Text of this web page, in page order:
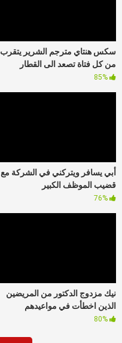
سكس هنتاي مترجم الشرير يتقرب
من كل فتاة تصعد الى القطار
أبي يسافر ويتركني في الشركة مع
قضيب الموظف الكبير
نيك مزدوج الدكتور من المريضين
الذين اخطأت في مواعيدهم